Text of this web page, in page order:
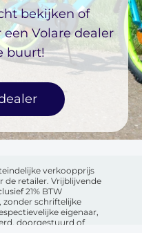
bekijken of
Volare dealer
buurt!
verkoopprijs
retailer. Vrijblijvende
21% BTW
zonder schriftelijke
eigenaar,
doorgestuurd of